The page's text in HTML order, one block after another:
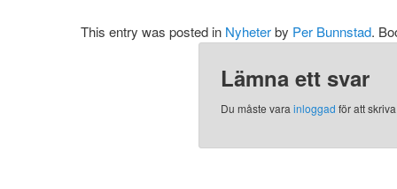
This entry was posted in Nyheterby Per Bunnstad.
Lämna ett svar
Du måste varainloggad för att